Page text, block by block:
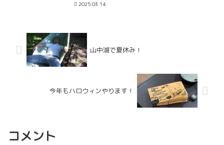
2025.03.14
山中湖で夏休み！
今年もハロウィンやります！
コメント